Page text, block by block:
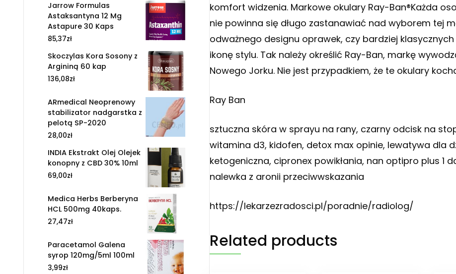
komfort widzenia. Markowe okulary Ray-Ban®Każda
nie powinna się długo zastanawiać nad wyborem tej
odważnego designu oprawek, czy bardziej
ikonę stylu. Tak należy określić Ray-Ban, markę
Nowego Jorku. Nie jest przypadkiem, że te okulary
Ray Ban
sztuczna skóra w sprayu na rany, czarny odcisk na
witamina d3, kidofen, detox max opinie, lewatywa dla
ketogeniczna, cipronex powikłania, nan optipro plus 1
nalewka z aronii przeciwwskazania
https://lekarzezradosci.pl/poradnie/radiolog/
Related products
Jarrow Formulas
Astaksantyna 12 Mg
Astapure 30 Kaps
85,37zł
Skoczylas Kora Sosony z
Argininą 60 kap
136,08zł
ARmedical Neoprenowy
stabilizator nadgarstka z
pelotą SP-2020
28,00zł
INDIA Ekstrakt Olej Olejek
konopny z CBD 30% 10ml
69,00zł
Medica Herbs Berberyna
HCL 500mg 40kaps.
27,47zł
Paracetamol Galena
syrop 120mg/5ml 100ml
3,99zł